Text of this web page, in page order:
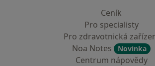
Ceník
Pro specialisty
Pro zdravotnická
Noa Notes
Novinka
Centrum nápovědy